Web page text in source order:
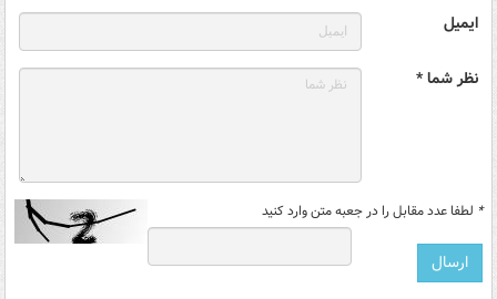
ایمیل
نظر شما *
* لطفا عدد مقابل را در جعبه متن وارد کنید